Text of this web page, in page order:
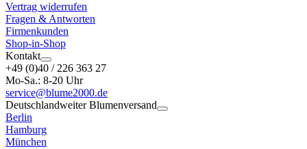
Vertrag widerrufen
Fragen & Antworten
Firmenkunden
Shop-in-Shop
Kontakt
+49 (0)40 / 226 363 27
Mo-Sa.: 8-20 Uhr
service@blume2000.de
Deutschlandweiter Blumenversand
Berlin
Hamburg
München